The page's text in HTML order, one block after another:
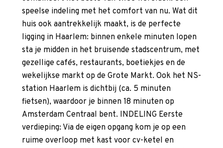
speelse indeling met het comfort van nu. Wat dit
huis ook aantrekkelijk maakt, is de perfecte
ligging in Haarlem: binnen enkele minuten lopen
sta je midden in het bruisende stadscentrum, met
gezellige cafés, restaurants, boetiekjes en de
wekelijkse markt op de Grote Markt. Ook het NS-
station Haarlem is dichtbij (ca. 5 minuten
fietsen), waardoor je binnen 18 minuten op
Amsterdam Centraal bent. INDELING Eerste
verdieping: Via de eigen opgang kom je op een
ruime overloop met kast voor cv-ketel en